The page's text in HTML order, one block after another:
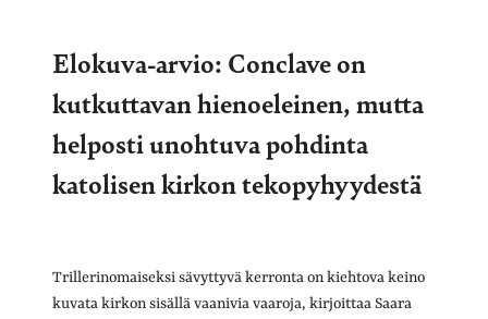
Elokuva-arvio: Conclave on
kutkuttavan hienoeleinen, mutta
helposti unohtuva pohdinta
katolisen kirkon tekopyhyydestä
Trillerinomaiseksi sävyttyvä kerronta on kiehtova keino
kuvata kirkon sisällä vaanivia vaaroja, kirjoittaa Saara